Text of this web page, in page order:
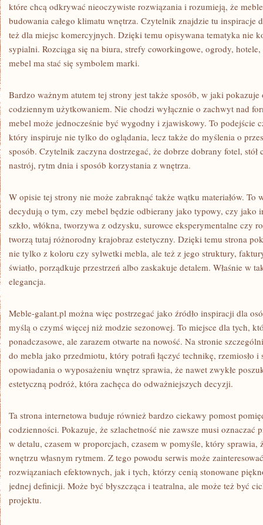
które chcą odkrywać nieoczywiste rozwiązania i rozumieją, że
budowania całego klimatu wnętrza. Czytelnik znajdzie tu inspiracje
też dla miejsc komercyjnych. Dzięki temu opisywana tematyka nie
sypialni. Rozciąga się na biura, strefy coworkingowe, ogrody,
mebel ma stać się symbolem marki.
Bardzo ważnym atutem tej strony jest także sposób, w jaki
codziennym użytkowaniem. Nie chodzi wyłącznie o zachwyt nad
mebel może jednocześnie być wygodny i zjawiskowy. To podejście
który inspiruje nie tylko do oglądania, lecz także do myślenia o
sposób. Czytelnik zaczyna dostrzegać, że dobrze dobrany fotel,
nastrój, rytm dnia i sposób korzystania z wnętrza.
W opisie tej strony nie może zabraknąć także wątku materiałów. To
decydują o tym, czy mebel będzie odbierany jako typowy, czy jako
szkło, włókna, tworzywa z odzysku, surowce eksperymentalne czy
tworzą tutaj różnorodny krajobraz estetyczny. Dzięki temu strona
nie tylko z koloru czy sylwetki mebla, ale też z jego struktury,
światło, porządkuje przestrzeń albo zaskakuje detalem. Właśnie w
elegancja.
Meble-galant.pl można więc postrzegać jako źródło inspiracji dla
myślą o czymś więcej niż modzie sezonowej. To miejsce dla tych,
ponadczasowe, ale zarazem otwarte na nowość. Na stronie
do mebla jako przedmiotu, który potrafi łączyć technikę, rzemiosło i
opowiadania o wyposażeniu wnętrz sprawia, że nawet zwykłe
estetyczną podróż, która zachęca do odważniejszych decyzji.
Ta strona internetowa buduje również bardzo ciekawy pomost
codzienności. Pokazuje, że szlachetność nie zawsze musi oznaczać
w detalu, czasem w proporcjach, czasem w pomyśle, który sprawia,
wnętrzu własnym rytmem. Z tego powodu serwis może
rozwiązaniach efektownych, jak i tych, którzy cenią stonowane
jednej definicji. Może być błyszcząca i teatralna, ale może też być
projektu.